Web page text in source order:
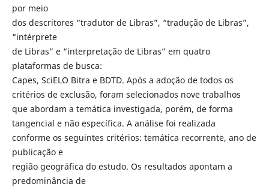
por meio
dos descritores “tradutor de Libras”, “tradução de Libras”,
“intérprete
de Libras” e “interpretação de Libras” em quatro
plataformas de busca:
Capes, SciELO Bitra e BDTD. Após a adoção de todos os
critérios de exclusão, foram selecionados nove trabalhos
que abordam a temática investigada, porém, de forma
tangencial e não específica. A análise foi realizada
conforme os seguintes critérios: temática recorrente, ano de
publicação e
região geográfica do estudo. Os resultados apontam a
predominância de